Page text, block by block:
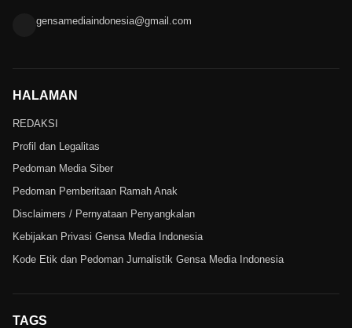
gensamediaindonesia@gmail.com
HALAMAN
REDAKSI
Profil dan Legalitas
Pedoman Media Siber
Pedoman Pemberitaan Ramah Anak
Disclaimers / Pernyataan Penyangkalan
Kebijakan Privasi Gensa Media Indonesia
Kode Etik dan Pedoman Jurnalistik Gensa Media Indonesia
TAGS